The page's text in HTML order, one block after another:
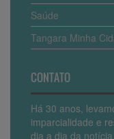
Saúde
Tangara Minha
CONTATO
Há 30 anos,
imparcialidade e
dia a dia da notícia.